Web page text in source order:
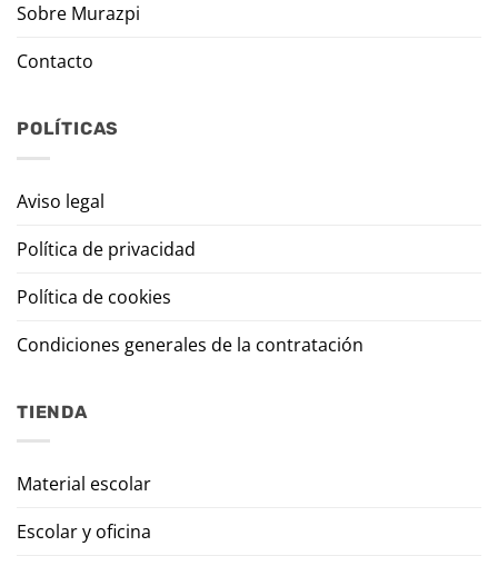
Sobre Murazpi
Contacto
POLÍTICAS
Aviso legal
Política de privacidad
Política de cookies
Condiciones generales de la contratación
TIENDA
Material escolar
Escolar y oficina